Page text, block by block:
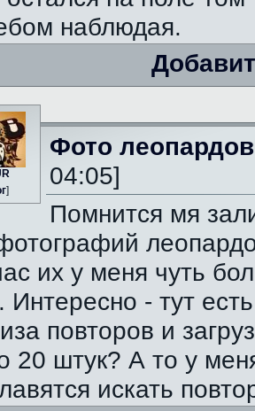
наблюдая.
]
Фото леопардов
04:05]
Помнится мя
их у меня чуть
Интересно - тут
повторов и
20 штук? А то у
искать